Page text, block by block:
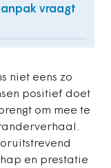
vraagt
niet eens zo
positief doet
om mee te
en prestatie